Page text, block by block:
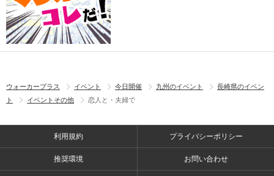
ウォーカープラス イベント 今日開催 九州のイベント
長崎県のイベン
ト
イベントその他 恋人と・夫婦で
利用規約 プライバシーポリシー
推奨環境 お問い合わせ